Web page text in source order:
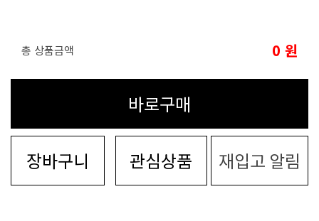
총 상품금액 0 원
바로구매
장바구니 관심상품 재입고 알림